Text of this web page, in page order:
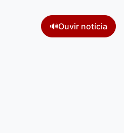
🔊Ouvir notícia